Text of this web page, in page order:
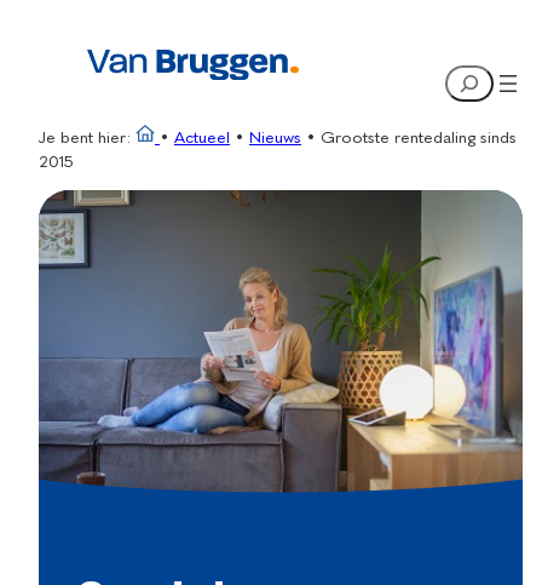
Search
Je bent hier: • Actueel • Nieuws • Grootste rentedaling sinds
2015